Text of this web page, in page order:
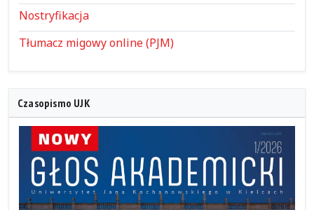
Nostryfikacja
Tłumacz migowy online (PJM)
Czasopismo UJK